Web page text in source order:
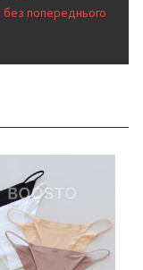
без попереднього